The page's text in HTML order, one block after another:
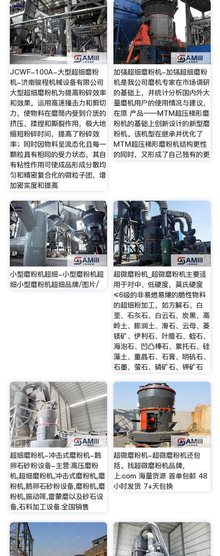
JCWF-100A-大型超细磨粉
机-济南骏程机械设备有限公司
大型超细磨粉机为提高粉碎效率
和效果，运用高速撞击力和剪切
力，使物料在磨筒内受到介质的
挤压、揉捏和撕裂作用，极大地
缩短粉碎时间，提高了粉碎效
率；同时因物料呈流态化且每一
颗粒具有相同的受力状态，其自
有粘性作用可使成品形成分散均
匀和精密复合化的微粒子团，增
加密实度和提高
加强超细磨粉机-加强超细磨粉
机是我公司磨机专家在市场调研
的基础上，并统计分析国内外大
量磨机用户的使用情况与建议，
在原 产品——MTM超压梯形磨
粉机的基础上创新设计的新型磨
粉机。该机型在继承并优化了
MTM超压梯形磨粉机结构更性
的同时，又形成了自己独有的更
小型磨粉机超细-小型磨粉机超
细小型磨粉机超细品牌/图片/
超微磨粉机_超微磨粉机主要适
用于对中、低硬度，莫氏硬度
≤6级的非易燃易爆的脆性物料
的超细粉加工，如方解石、白
垩、石灰石、白云石、炭黑、高
岭土、膨润土、滑石、云母、菱
镁矿、伊利石、叶腊石、蛭石、
海泡石、凹凸棒石、累托石、硅
藻土、重晶石、石膏、明矾石、
石墨、萤石、磷矿石、钾矿石
超细磨粉机-冲击式磨粉机-鹅
卵石砂粉设备-主营:高压磨粉
机,超细磨粉机,冲击式磨粉机,磨
粉机,鹅卵石砂粉设备,磨粉机,磨
粉机,振动筛,雷蒙磨以及砂石设
备,石料加工设备.全国销售
超微磨粉机-超微磨粉机还包
括。找超微磨粉机品牌，
上.com 海量货源 首单包邮 48
小时发货 7+天包换